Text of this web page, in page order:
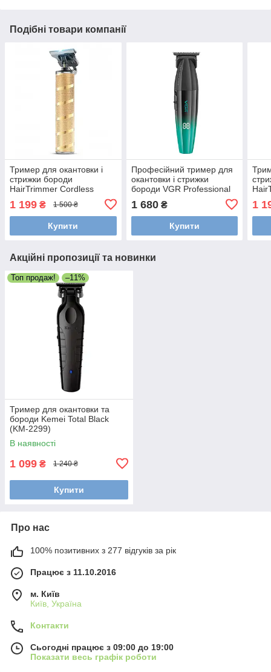
Подібні товари компанії
Тример для окантовки і
стрижки бороди
HairTrimmer Cordless
1 199 ₴ 1 500 ₴
Купити
Професійний тример для
окантовки і стрижки
бороди VGR Professional
Black&Green (V-906-GN)
1 680₴
Купити
1
Акційні пропозиції та новинки
Топ продаж! –11%
Тример для окантовки та
бороди Kemei Total Black
(KM-2299)
В наявності
1 099 ₴ 1 240 ₴
Купити
Про нас
100% позитивних з 277 відгуків за рік
Працює з 11.10.2016
м. Київ
Київ, Україна
Контакти
Сьогодні працює з 09:00 до 19:00
Показати весь графік роботи